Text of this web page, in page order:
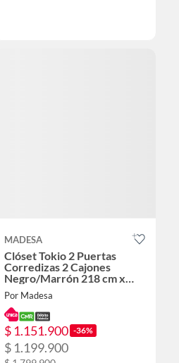
MADESA
Clóset Tokio 2 Puertas
Corredizas 2 Cajones
Negro/Marrón 218 cm x
109 cm x 54 cm
Por Madesa
$ 1.151.900 -36%
$ 1.199.900